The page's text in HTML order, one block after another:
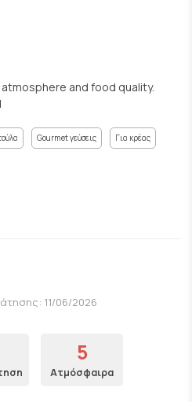
and food quality.
Gourmet γεύσεις Για κρέας
11/06/2026
5
Ατμόσφαιρα